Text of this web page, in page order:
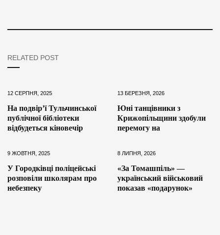
RELATED POST
12 СЕРПНЯ, 2025
На подвір’ї Тульчинської
публічної бібліотеки
відбудеться кіновечір
13 БЕРЕЗНЯ, 2026
Юні танцівники з
Крижопільщини здобули
перемогу на
9 ЖОВТНЯ, 2025
У Городківці поліцейські
розповіли школярам про
небезпеку
8 ЛИПНЯ, 2026
«За Томашпіль» —
український військовий
показав «подарунок»